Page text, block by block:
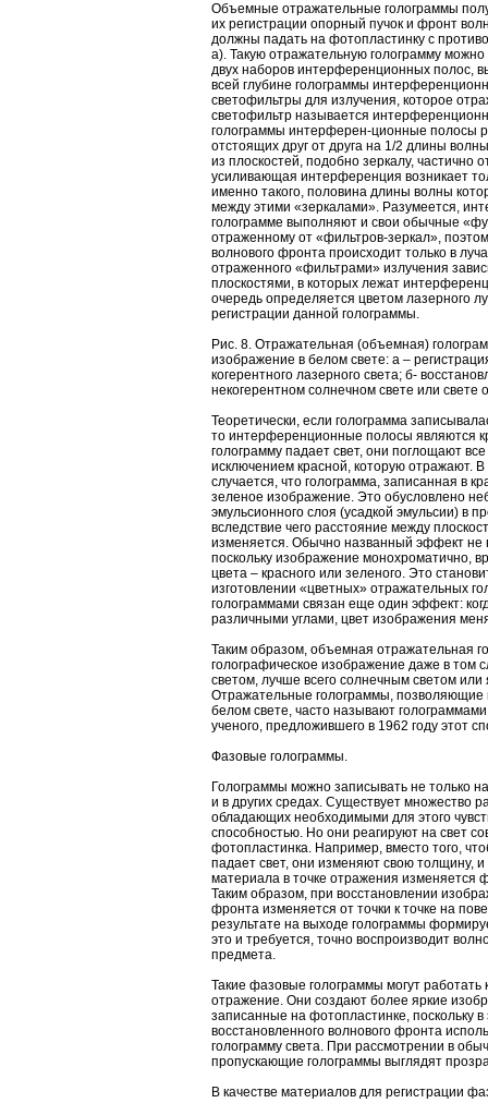
Объемные отражательные голограммы
их регистрации опорный пучок и фронт
должны падать на фотопластинку с
а). Такую отражательную голограмму
двух наборов интерференционных полос,
всей глубине голограммы
светофильтры для излучения, которое
светофильтр называется
голограммы интерферен-ционные полосы
отстоящих друг от друга на 1/2 длины
из плоскостей, подобно зеркалу, частично
усиливающая интерференция возникает
именно такого, половина длины волны
между этими «зеркалами». Разумеется,
голограмме выполняют и свои обычные
отраженному от «фильтров-зеркал»,
волнового фронта происходит только в
отраженного «фильтрами» излучения
плоскостями, в которых лежат
очередь определяется цветом лазерного
регистрации данной голограммы.
Рис. 8. Отражательная (объемная)
изображение в белом свете: а –
когерентного лазерного света; б-
некогерентном солнечном свете или свете
Теоретически, если голограмма
то интерференционные полосы являются
голограмму падает свет, они поглощают
исключением красной, которую отражают. В
случается, что голограмма, записанная в
зеленое изображение. Это обусловлено
эмульсионного слоя (усадкой эмульсии) в
вследствие чего расстояние между
изменяется. Обычно названный эффект не
поскольку изображение монохроматично,
цвета – красного или зеленого. Это
изготовлении «цветных» отражательных
голограммами связан еще один эффект:
различными углами, цвет изображения
Таким образом, объемная отражательная
голографическое изображение даже в том
светом, лучше всего солнечным светом
Отражательные голограммы, позволяющие
белом свете, часто называют голограммами
ученого, предложившего в 1962 году этот
Фазовые голограммы.
Голограммы можно записывать не только
и в других средах. Существует множество
обладающих необходимыми для этого
способностью. Но они реагируют на свет
фотопластинка. Например, вместо того,
падает свет, они изменяют свою толщину,
материала в точке отражения изменяется
Таким образом, при восстановлении
фронта изменяется от точки к точке на
результате на выходе голограммы
это и требуется, точно воспроизводит
предмета.
Такие фазовые голограммы могут работать
отражение. Они создают более яркие
записанные на фотопластинке, поскольку
восстановленного волнового фронта
голограмму света. При рассмотрении в
пропускающие голограммы выглядят
В качестве материалов для регистрации